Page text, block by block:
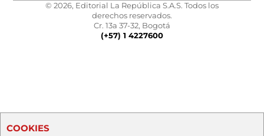
© 2026, Editorial La República S.A.S. Todos los
derechos reservados.
Cr. 13a 37-32, Bogotá
(+57) 1 4227600
COOKIES